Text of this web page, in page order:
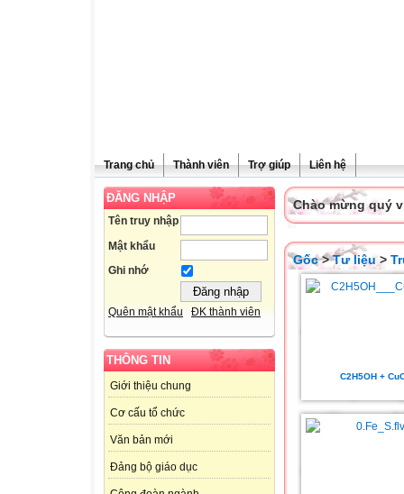
Trang chủ Thành viên Trợ giúp Liên hệ
ĐĂNG NHẬP
Tên truy nhập
Mật khẩu
Ghi nhớ
Quên mật khẩu ĐK thành viên
THÔNG TIN
Giới thiệu chung
Cơ cấu tổ chức
Văn bản mới
Đảng bộ giáo dục
Chào mừng quý
Gốc>Tư liệu>
C2H5OH +